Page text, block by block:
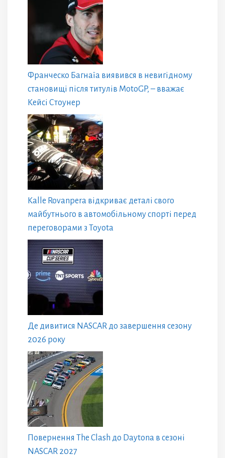
Франческо Багнаїа виявився в невигідному
становищі після титулів MotoGP, – вважає
Кейсі Стоунер
Kalle Rovanpera відкриває деталі свого
майбутнього в автомобільному спорті перед
переговорами з Toyota
Де дивитися NASCAR до завершення сезону
2026 року
Повернення The Clash до Daytona в сезоні
NASCAR 2027